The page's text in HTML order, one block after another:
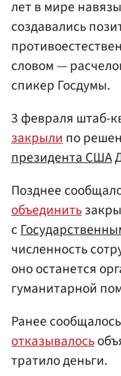
лет в мире
создавались
словом —
спикер Госдумы.
3 февраля штаб-
закрылипо
президента США
Позднее
объединить
с
численность
оно останется
гуманитарной
Ранее
отказывалось
тратило деньги.